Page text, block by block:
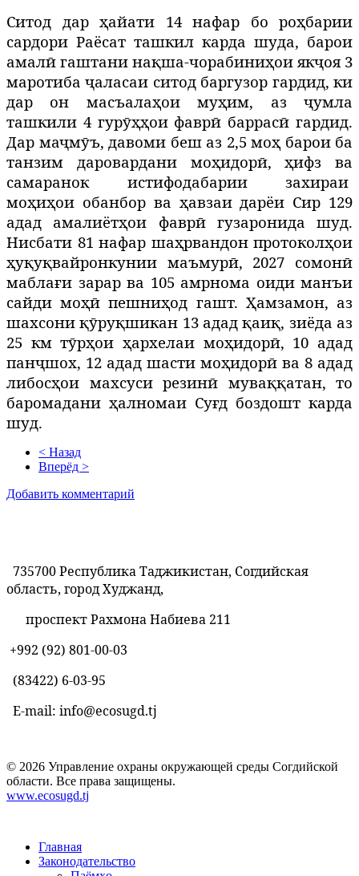
Ситод дар ҳайати 14 нафар бо роҳбарии
сардори Раёсат ташкил карда шуда, барои
амалӣ гаштани нақша-чорабиниҳои якҷоя 3
маротиба ҷаласаи ситод баргузор гардид, ки
дар он масъалаҳои муҳим, аз ҷумла
ташкили 4 гурӯҳҳои фаврӣ баррасӣ гардид.
Дар маҷмӯъ, давоми беш аз 2,5 моҳ барои ба
танзим даровардани моҳидорӣ, ҳифз ва
самаранок истифодабарии захираи
моҳиҳои обанбор ва ҳавзаи дарёи Сир 129
адад амалиётҳои фаврӣ гузаронида шуд.
Нисбати 81 нафар шаҳрвандон протоколҳои
ҳуқуқвайронкунии маъмурӣ, 2027 сомонӣ
маблағи зарар ва 105 амрнома оиди манъи
сайди моҳӣ пешниҳод гашт. Ҳамзамон, аз
шахсони қӯруқшикан 13 адад қаиқ, зиёда аз
25 км тӯрҳои ҳархелаи моҳидорӣ, 10 адад
панҷшох, 12 адад шасти моҳидорӣ ва 8 адад
либосҳои махсуси резинӣ муваққатан, то
баромадани ҳалномаи Суғд боздошт карда
шуд.
< Назад
Вперёд >
Добавить комментарий
735700 Республика Таджикистан, Согдийская
область, город Худжанд,
проспект Рахмона Набиева 211
+992 (92) 801-00-03
(83422) 6-03-95
E-mail: info@ecosugd.tj
© 2026 Управление охраны окружающей среды Согдийской
области. Все права защищены.
www.ecosugd.tj
Главная
Законодательство